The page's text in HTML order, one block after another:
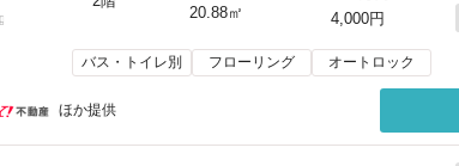
20.88㎡
4,000円
バス・トイレ別 フローリング オートロック
ほか提供